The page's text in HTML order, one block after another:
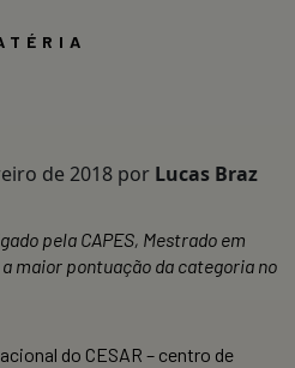
de 2018 por Lucas Braz
pela CAPES, Mestrado em
maior pontuação da categoria no
do CESAR – centro de